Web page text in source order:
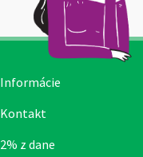
Informácie
Kontakt
2% z dane